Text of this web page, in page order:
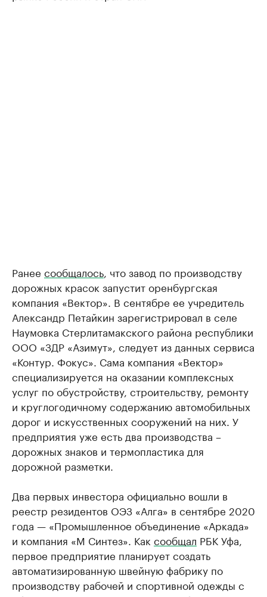
Ранее сообщалось, что завод по производству
дорожных красок запустит оренбургская
компания «Вектор». В сентябре ее учредитель
Александр Петайкин зарегистрировал в селе
Наумовка Стерлитамакского района республики
ООО «ЗДР «Азимут», следует из данных сервиса
«Контур. Фокус». Сама компания «Вектор»
специализируется на оказании комплексных
услуг по обустройству, строительству, ремонту
и круглогодичному содержанию автомобильных
дорог и искусственных сооружений на них. У
предприятия уже есть два производства –
дорожных знаков и термопластика для
дорожной разметки.
Два первых инвестора официально вошли в
реестр резидентов ОЭЗ «Алга» в сентябре 2020
года — «Промышленное объединение «Аркада»
и компания «М Синтез». Как сообщал РБК Уфа,
первое предприятие планирует создать
автоматизированную швейную фабрику по
производству рабочей и спортивной одежды с